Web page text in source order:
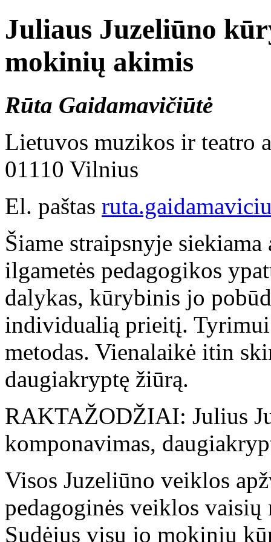
Juliaus Juzeliūno
mokinių akimis
Rūta Gaidamavičiūtė
Lietuvos muzikos ir teatro
01110 Vilnius
El. paštas
Šiame straipsnyje
ilgametės pedagogikos
dalykas, kūrybinis jo
individualią prieitį.
metodas. Vienalaikė itin
daugiakryptę žiūrą.
RAKTAŽODŽIAI: Julius
komponavimas,
Visos Juzeliūno veiklos
pedagoginės veiklos
Sudėjus visų jo mokinių